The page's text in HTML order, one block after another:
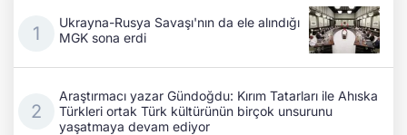
Ukrayna-Rusya Savaşı'nın da ele alındığı
MGK sona erdi
Araştırmacı yazar Gündoğdu: Kırım Tatarları ile Ahıska
Türkleri ortak Türk kültürünün birçok unsurunu
yaşatmaya devam ediyor